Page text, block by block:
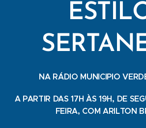
NA RÁDIO MUNICIPIO
A PARTIR DAS 17H ÀS 19H, DE
FEIRA, COM ARILTON